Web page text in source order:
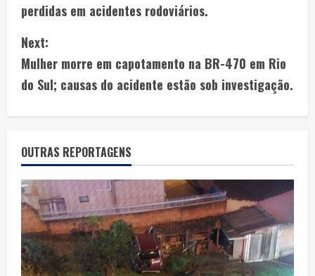
perdidas em acidentes rodoviários.
Next:
Mulher morre em capotamento na BR-470 em Rio
do Sul; causas do acidente estão sob investigação.
OUTRAS REPORTAGENS